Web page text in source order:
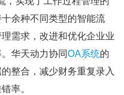
余种不同类型的智能流
需求，改进和优化企业业
华天动力协同OA系统的
整合，减少财务重复录入
率。